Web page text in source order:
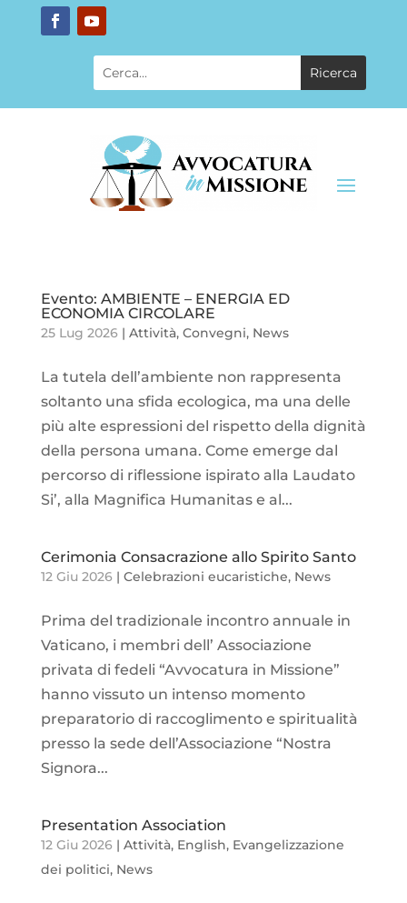
Evento: AMBIENTE – ENERGIA ED
ECONOMIA CIRCOLARE
25 Lug 2026 | Attività, Convegni, News
La tutela dell’ambiente non rappresenta
soltanto una sfida ecologica, ma una delle
più alte espressioni del rispetto della dignità
della persona umana. Come emerge dal
percorso di riflessione ispirato alla Laudato
Si’, alla Magnifica Humanitas e al...
Cerimonia Consacrazione allo Spirito Santo
12 Giu 2026 | Celebrazioni eucaristiche, News
Prima del tradizionale incontro annuale in
Vaticano, i membri dell’ Associazione
privata di fedeli “Avvocatura in Missione”
hanno vissuto un intenso momento
preparatorio di raccoglimento e spiritualità
presso la sede dell’Associazione “Nostra
Signora...
Presentation Association
12 Giu 2026 | Attività, English, Evangelizzazione
dei politici, News